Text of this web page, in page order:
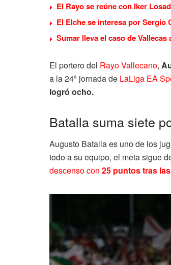
El Rayo se reúne con Iker
El Elche se interesa por Sergio
Sumar lleva el caso de
El portero del Rayo Vallecano,
a la 24ª jornada de LaLiga EA
logró ocho.
Batalla suma siete
Augusto Batalla es uno de los
todo a su equipo, el meta sigue
descenso con 25 puntos tras